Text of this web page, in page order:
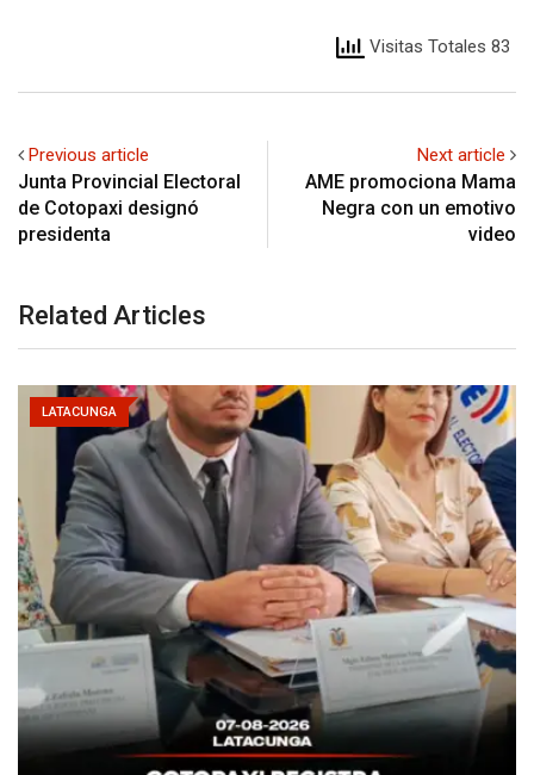
Visitas Totales 83
Previous article
Junta Provincial Electoral
de Cotopaxi designó
presidenta
Next article
AME promociona Mama
Negra con un emotivo
video
Related Articles
LATACUNGA